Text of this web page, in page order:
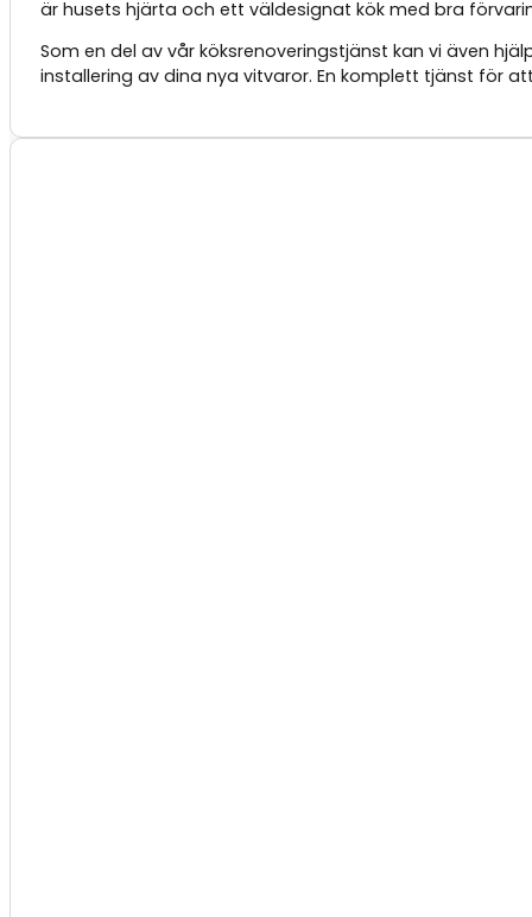
är husets hjärta och ett väldesignat kök med bra
Som en del av vår köksrenoveringstjänst kan vi även
installering av dina nya vitvaror. En komplett tjänst för